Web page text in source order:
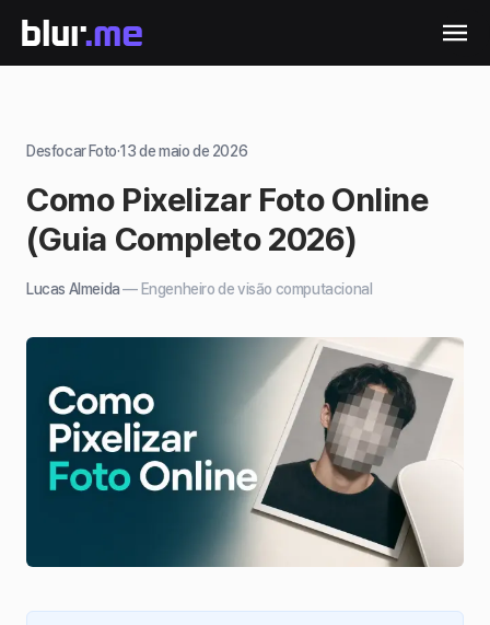
Desfocar Foto·13 de maio de 2026
Como Pixelizar Foto Online
(Guia Completo 2026)
Lucas Almeida— Engenheiro de visão computacional